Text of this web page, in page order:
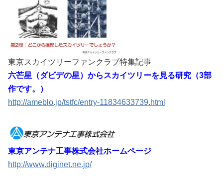
東京スカイツリーファンクラブ特集記事
六芒星（ダビデの星）からスカイツリーを見る研究（3部
作です。）
http://ameblo.jp/tstfc/entry-11834633739.html
東京アンテナ工事株式会社ホームページ
http://www.diginet.ne.jp/